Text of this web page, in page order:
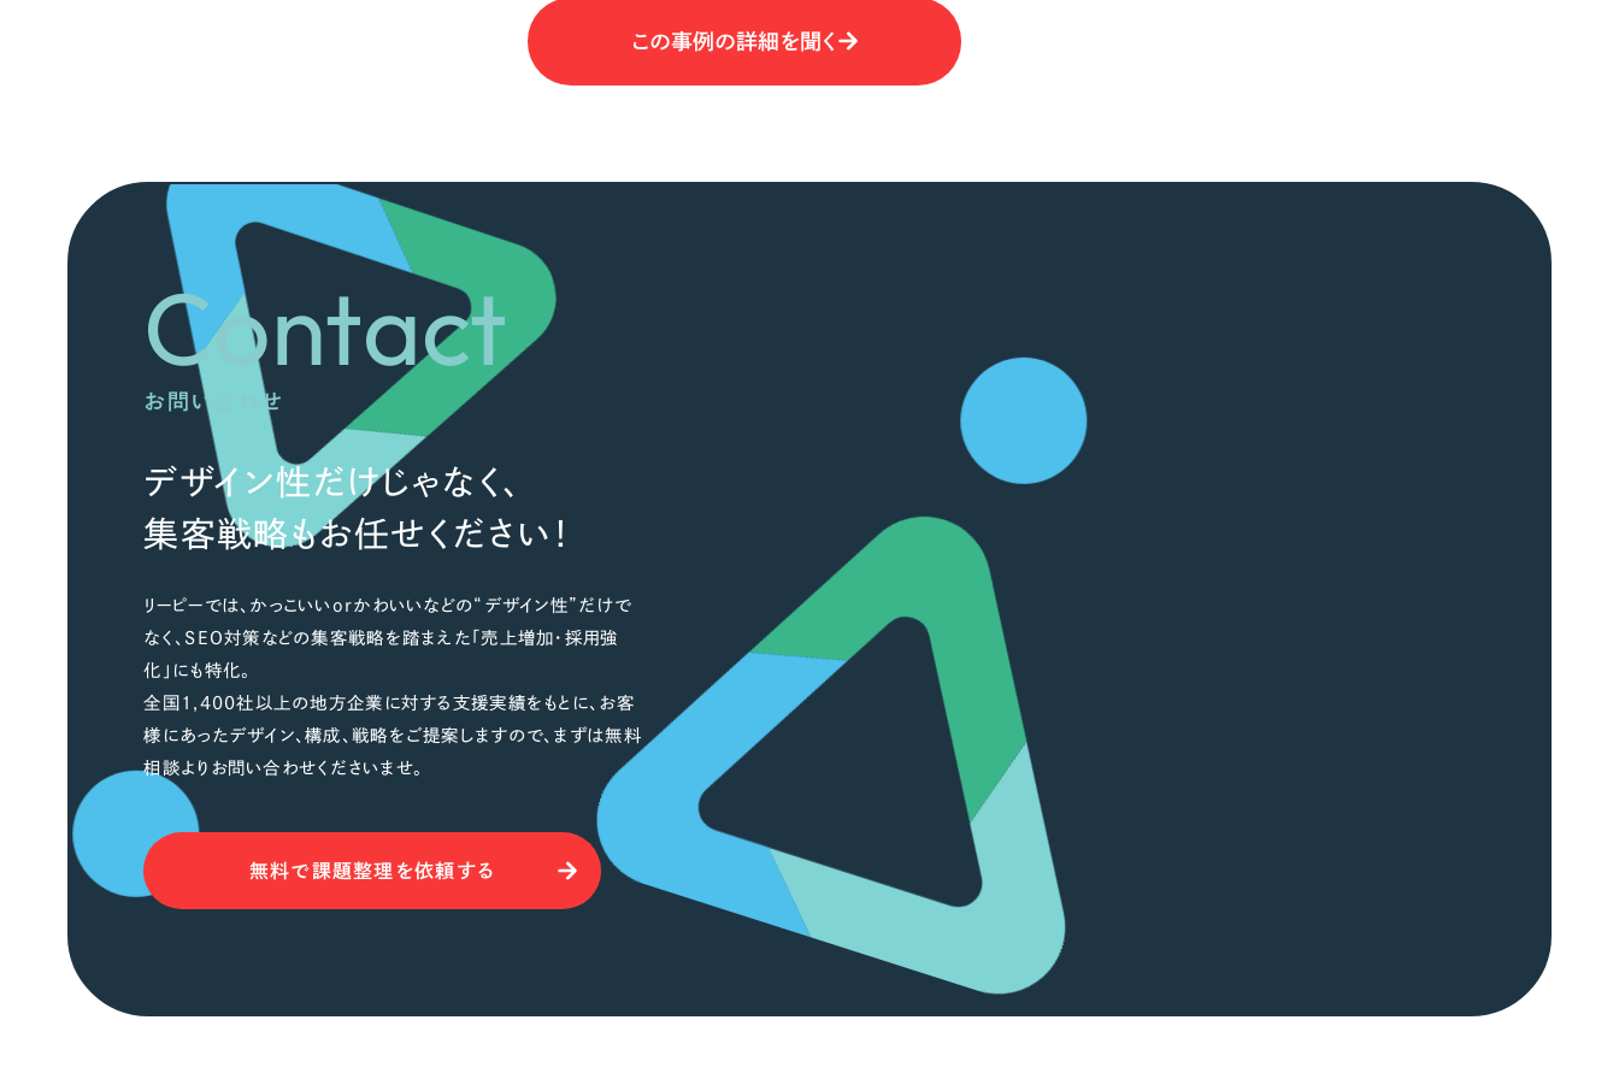
この事例の詳細を聞く
Contact
お問い合わせ
デザイン性だけじゃなく、
集客戦略もお任せください！
リーピーでは、かっこいいorかわいいなどの“デザイン性”だけで
なく、SEO対策などの集客戦略を踏まえた「売上増加・採用強
化」にも特化。
全国1,400社以上の地方企業に対する支援実績をもとに、お客
様にあったデザイン、構成、戦略をご提案しますので、まずは無料
相談よりお問い合わせくださいませ。
無料で課題整理を依頼する